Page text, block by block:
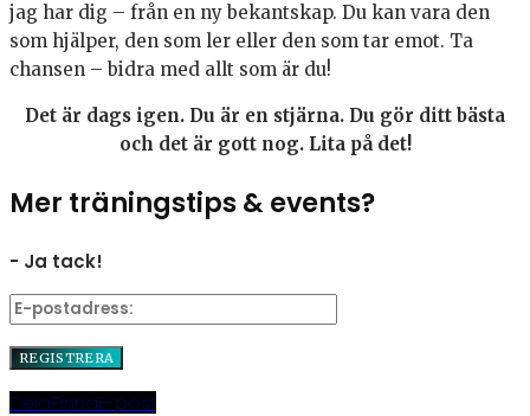
jag har dig – från en ny bekantskap. Du kan vara den
som hjälper, den som ler eller den som tar emot. Ta
chansen – bidra med allt som är du!
Det är dags igen. Du är en stjärna. Du gör ditt bästa
och det är gott nog. Lita på det!
Mer träningstips & events?
- Ja tack!
DelaPinnaE-post